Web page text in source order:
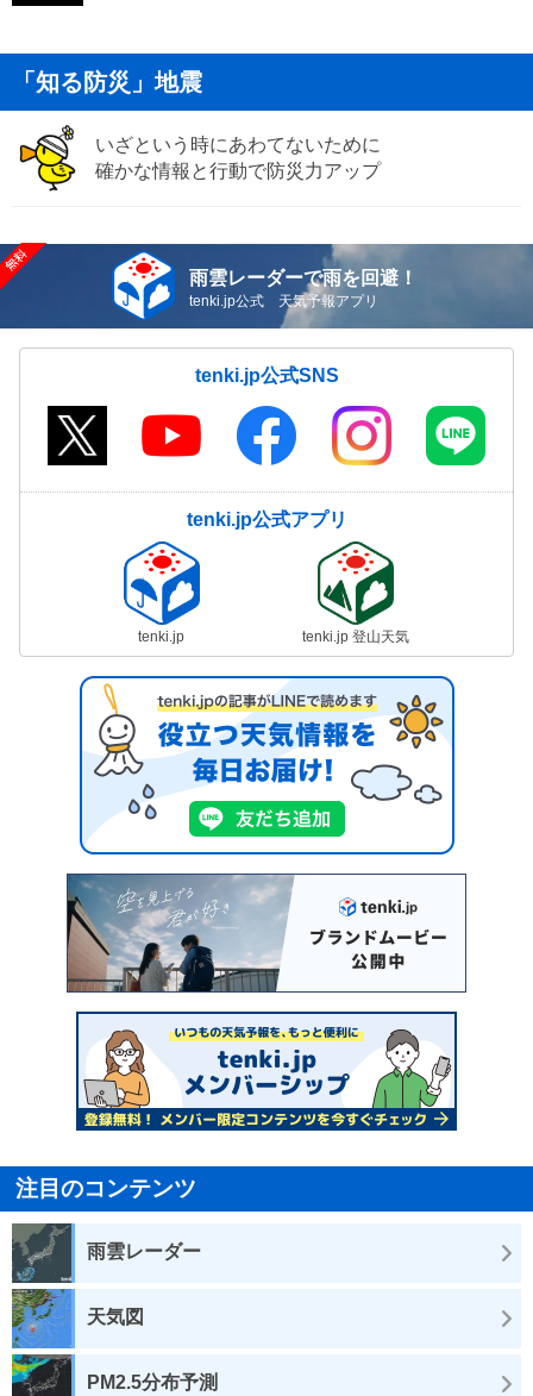
「知る防災」地震
いざという時にあわてないために
確かな情報と行動で防災力アップ
雨雲レーダーで雨を回避！
tenki.jp公式 天気予報アプリ
tenki.jp公式SNS
tenki.jp公式アプリ
tenki.jp tenki.jp 登山天気
注目のコンテンツ
雨雲レーダー
天気図
PM2.5分布予測